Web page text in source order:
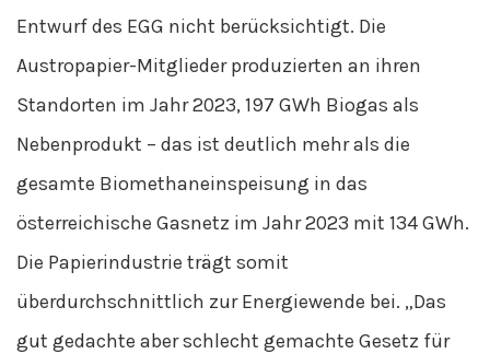
Entwurf des EGG nicht berücksichtigt. Die
Austropapier-Mitglieder produzierten an ihren
Standorten im Jahr 2023, 197 GWh Biogas als
Nebenprodukt – das ist deutlich mehr als die
gesamte Biomethaneinspeisung in das
österreichische Gasnetz im Jahr 2023 mit 134 GWh.
Die Papierindustrie trägt somit
überdurchschnittlich zur Energiewende bei. „Das
gut gedachte aber schlecht gemachte Gesetz für